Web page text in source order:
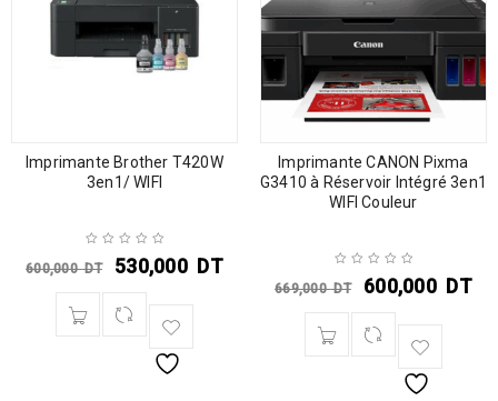
Imprimante Brother T420W
3en1/ WIFI
600,000DT 530,000 DT
Imprimante CANON Pixma
G3410 à Réservoir Intégré 3en1
WIFI Couleur
669,000DT 600,000 DT